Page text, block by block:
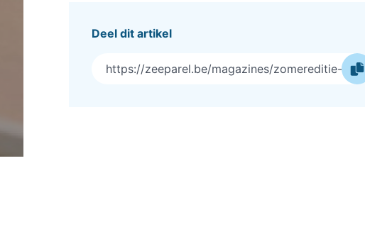
Deel dit artikel
https://zeeparel.be/magazines/zomereditie-